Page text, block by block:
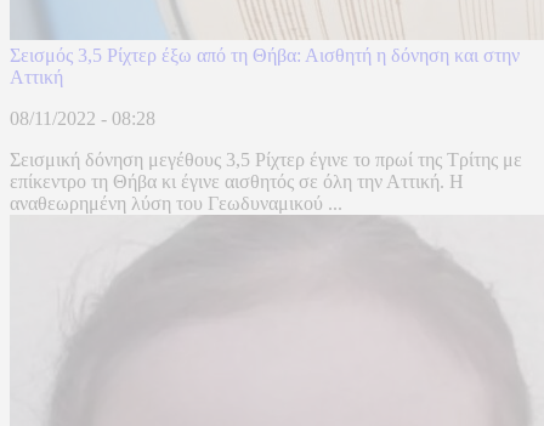
Σεισμός 3,5 Ρίχτερ έξω από τη Θήβα: Αισθητή η δόνηση και στην
Αττική
08/11/2022 - 08:28
Σεισμική δόνηση μεγέθους 3,5 Ρίχτερ έγινε το πρωί της Τρίτης με
επίκεντρο τη Θήβα κι έγινε αισθητός σε όλη την Αττική. Η
αναθεωρημένη λύση του Γεωδυναμικού ...